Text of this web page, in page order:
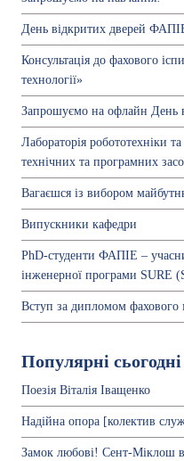
День відкритих дверей
Консультація до фахового
технології»
Запрошуємо на офлайн День
Лабораторія робототехніки
технічних та програмних
Вагаєшся із вибором
Випускники кафедри
PhD-студенти ФАПІЕ –
інженерної програми SURE
Вступ за дипломом фахового
Популярні сьогодні
Поезія Віталія Іващенко
Надійна опора [колектив
Замок любові! Сент-Міклош